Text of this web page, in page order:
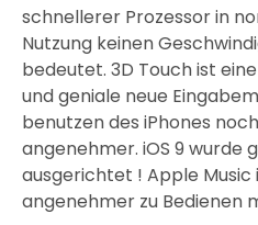
schnellerer Prozessor in
Nutzung keinen
bedeutet. 3D Touch ist
und geniale neue
benutzen des iPhones
angenehmer. iOS 9 wurde
ausgerichtet ! Apple Music
angenehmer zu Bedienen